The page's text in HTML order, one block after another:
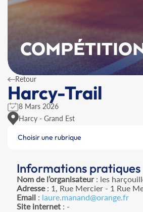
Retour
Harcy-Trail
8 Mars 2026
Harcy - Grand Est
Choisir une rubrique
Informations pratiques
Nom de l’organisateur: les
Adresse: 1, Rue Mercier - 1 Rue
Email : laure.manand@orange.fr
Site internet : -